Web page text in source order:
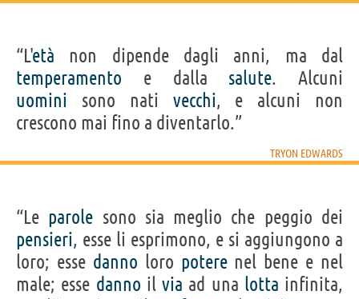
“L'età non dipende dagli anni, ma dal
temperamento e dalla salute. Alcuni
uomini sono nati vecchi, e alcuni non
crescono mai fino a diventarlo.”
TRYON EDWARDS
“Le parole sono sia meglio che peggio dei
pensieri, esse li esprimono, e si aggiungono a
loro; esse danno loro poterenel bene e nel
male; esse danno il via ad una lotta infinita,